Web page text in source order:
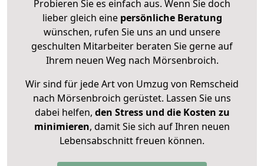
Probieren Sie es einfach aus. Wenn Sie doch
lieber gleich eine persönliche Beratung
wünschen, rufen Sie uns an und unsere
geschulten Mitarbeiter beraten Sie gerne auf
Ihrem neuen Weg nach Mörsenbroich.
Wir sind für jede Art von Umzug von Remscheid
nach Mörsenbroich gerüstet. Lassen Sie uns
dabei helfen, den Stress und die Kosten zu
minimieren, damit Sie sich auf Ihren neuen
Lebensabschnitt freuen können.